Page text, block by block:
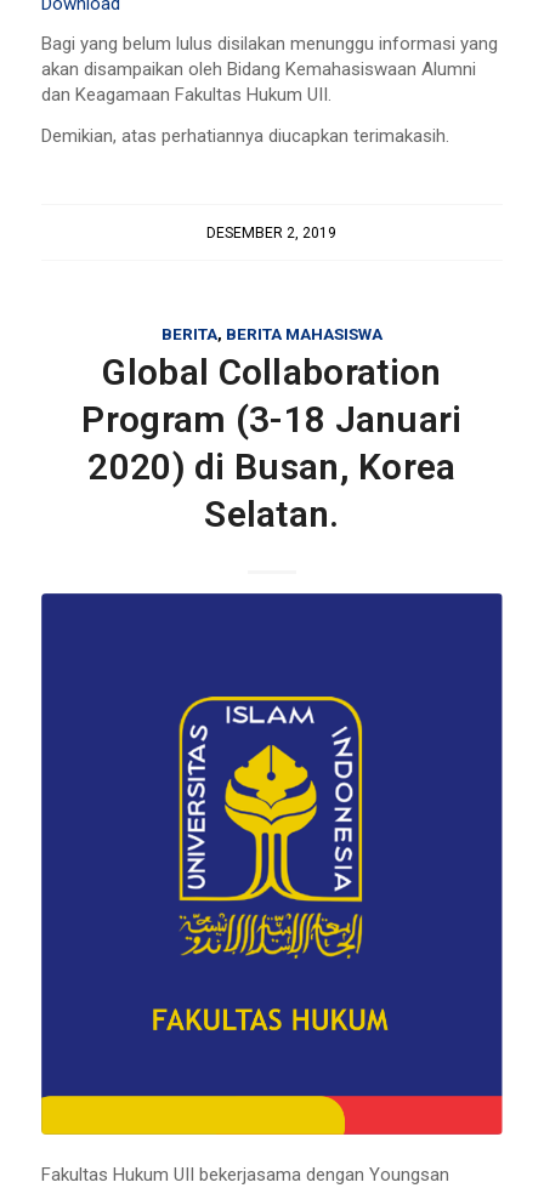
Bagi yang belum lulus disilakan menunggu informasi yang
akan disampaikan oleh Bidang Kemahasiswaan Alumni
dan Keagamaan Fakultas Hukum UII.
Demikian, atas perhatiannya diucapkan terimakasih.
DESEMBER 2, 2019
BERITA, BERITA MAHASISWA
Global Collaboration
Program (3-18 Januari
2020) di Busan, Korea
Selatan.
Fakultas Hukum UII bekerjasama dengan Youngsan